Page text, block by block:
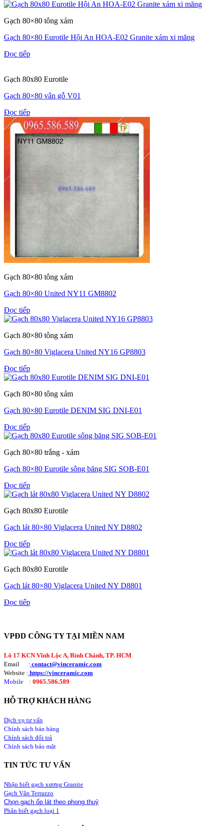
Gạch 80×80 tông xám
Gạch 80×80 Eurotile Hội An HOA-E02 Granite xám xi măng
Đọc tiếp
Gạch 80x80 Eurotile
Gạch 80×80 vân gỗ V01
Đọc tiếp
Gạch 80×80 tông xám
Gạch 80×80 United NY11 GM8802
Đọc tiếp
Gạch 80×80 tông xám
Gạch 80×80 Viglacera United NY16 GP8803
Đọc tiếp
Gạch 80×80 tông xám
Gạch 80×80 Eurotile DENIM SIG DNI-E01
Đọc tiếp
Gạch 80×80 trắng - xám
Gạch 80×80 Eurotile sông băng SIG SOB-E01
Đọc tiếp
Gạch 80x80 Eurotile
Gạch lát 80×80 Viglacera United NY D8802
Đọc tiếp
Gạch 80x80 Eurotile
Gạch lát 80×80 Viglacera United NY D8801
Đọc tiếp
VPĐD CÔNG TY TẠI MIỀN NAM
Lô 17 KCN Vĩnh Lộc A, Bình Chánh, TP. HCM
Email : contact@vinceramic.com
Website : https://vinceramic.com
Mobile : 0965.586.589
HỖ TRỢ KHÁCH HÀNG
Dịch vụ tư vấn
Chính sách bán hàng
Chính sách đổi trả
Chính sách bảo mật
TIN TỨC TƯ VẤN
Nhận biết gạch xương Granite
Gạch Vân Terrazzo
Chọn gạch ốp lát theo phong thuỷ
Phân biết gạch loại 1